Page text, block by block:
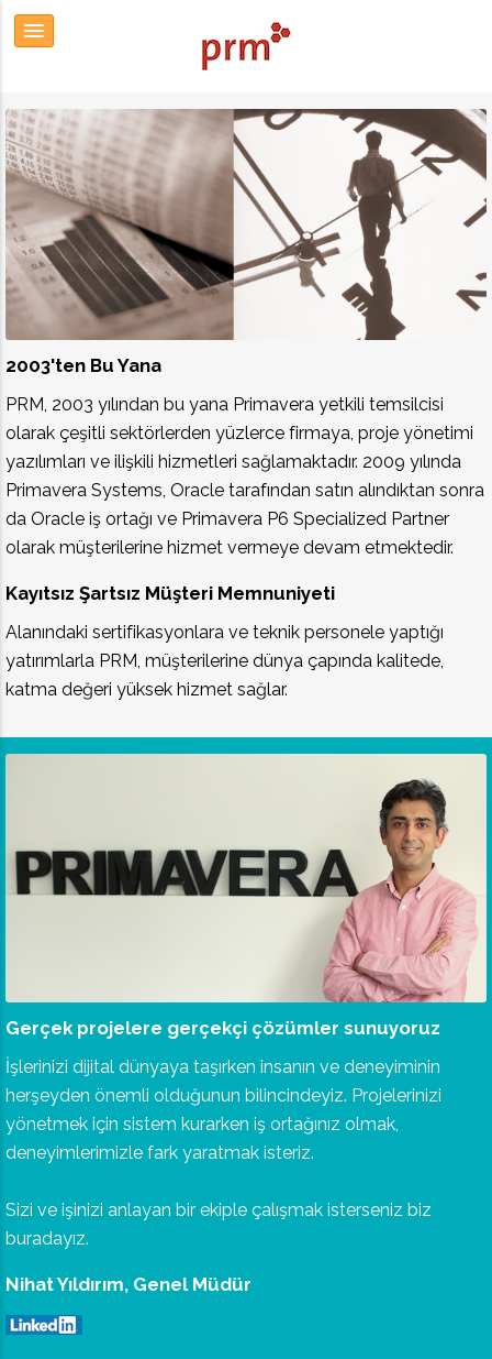
2003'ten Bu Yana
PRM, 2003 yılından bu yana Primavera yetkili temsilcisi
olarak çeşitli sektörlerden yüzlerce firmaya, proje yönetimi
yazılımları ve ilişkili hizmetleri sağlamaktadır. 2009 yılında
Primavera Systems, Oracle tarafından satın alındıktan sonra
da Oracle iş ortağı ve Primavera P6 Specialized Partner
olarak müşterilerine hizmet vermeye devam etmektedir.
Kayıtsız Şartsız Müşteri Memnuniyeti
Alanındaki sertifikasyonlara ve teknik personele yaptığı
yatırımlarla PRM, müşterilerine dünya çapında kalitede,
katma değeri yüksek hizmet sağlar.
Gerçek projelere gerçekçi çözümler sunuyoruz
İşlerinizi dijital dünyaya taşırken insanın ve deneyiminin
herşeyden önemli olduğunun bilincindeyiz. Projelerinizi
yönetmek için sistem kurarken iş ortağınız olmak,
deneyimlerimizle fark yaratmak isteriz.
Sizi ve işinizi anlayan bir ekiple çalışmak isterseniz biz
buradayız.
Nihat Yıldırım, Genel Müdür